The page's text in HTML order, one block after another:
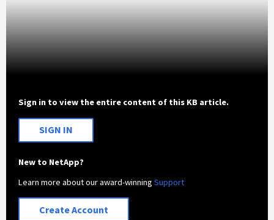
Sign in to view the entire content of this KB article.
SIGN IN
New to NetApp?
Learn more about our award-winningSupport
Create Account